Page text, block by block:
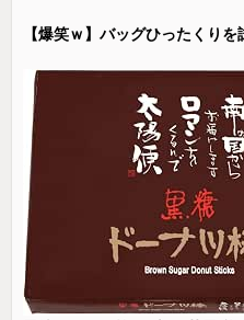
【爆笑ｗ】バッグひったくり